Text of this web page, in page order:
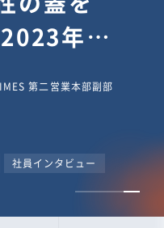
役員 兼 Jooto事業部
リア入社 Jooto